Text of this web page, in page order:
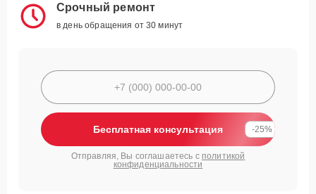
Срочный ремонт
в день обращения от 30 минут
Бесплатная консультация -25%
Отправляя, Вы соглашаетесь с политикой
конфиденциальности